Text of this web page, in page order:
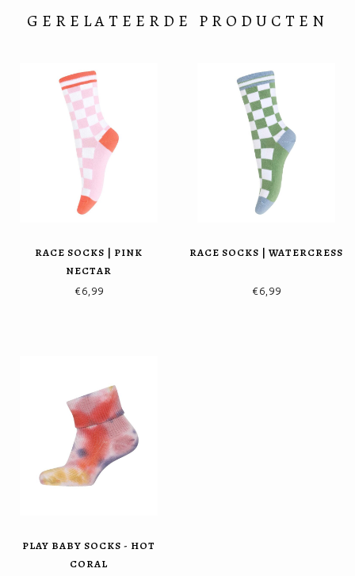
GERELATEERDE PRODUCTEN
RACE SOCKS | PINK
NECTAR
€6,99
RACE SOCKS | WATERCRESS
€6,99
PLAY BABY SOCKS - HOT
CORAL